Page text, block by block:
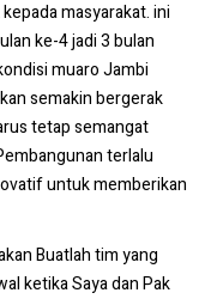
masyarakat. ini
ke-4 jadi 3 bulan
muaro Jambi
semakin bergerak
tetap semangat
terlalu
untuk memberikan
Buatlah tim yang
ketika Saya dan Pak